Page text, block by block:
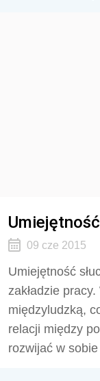
09 cze 2015
Umiejętność
zakładzie
międzyludzką,
relacji między
rozwijać w